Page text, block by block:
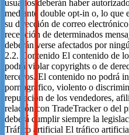
usuarios deberán haber
mediante double opt-in o, lo que
su dirección de correo
recepción de determinados
deberán verse afectados por
2.2. Contenido El contenido de
podrá violar copyrights o de
terceros. El contenido no podrá
pornográfico, violento o
reputación de los vendedores,
relación con TradeTracker o del
deberá cumplir siempre la
Tráfico artificial El tráfico